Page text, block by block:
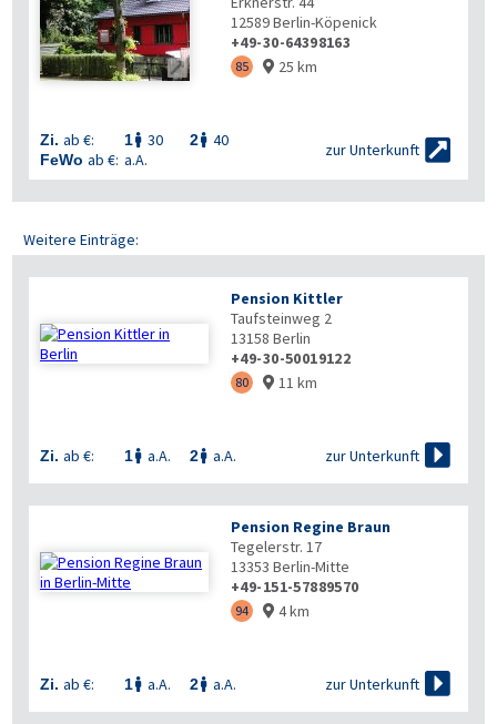

12589Berlin-Köpenick
+49-30-64398163
85  25 km
Zi. ab €: 1 30 2 40
FeWo ab €: a.A.
zur Unterkunft 
Weitere Einträge:
Pension Kittler
Taufsteinweg 2
13158 Berlin
+49-30-50019122
80  11 km
Zi. ab €: 1 a.A. 2 a.A. zur Unterkunft 
Pension Regine Braun
Tegelerstr. 17
13353 Berlin-Mitte
+49-151-57889570
94  4 km
Zi. ab €: 1 a.A. 2 a.A. zur Unterkunft 